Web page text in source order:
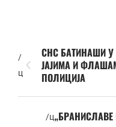
/
ц
СНС БАТИНАШИ
ЈАЈИМА И
ПОЛИЦИЈА
/ц